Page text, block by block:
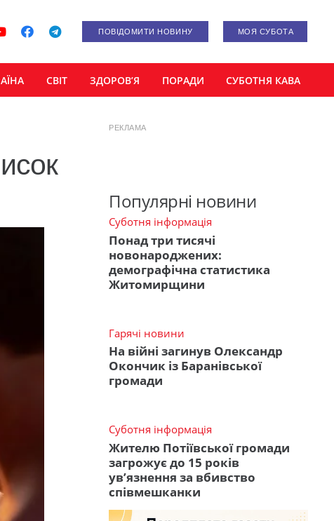
ПОВІДОМИТИ НОВИНУ МОЯ СУБОТА
СВІТ ЗДОРОВ’Я ПОРАДИ СУБОТНЯ КАВА
РЕКЛАМА
Популярні новини
Суботня інформація
Понад три тисячі
новонароджених:
демографічна статистика
Житомирщини
Гарячі новини
На війні загинув Олександр
Окончик із Баранівської
громади
Суботня інформація
Жителю Потіївської громади
загрожує до 15 років
ув’язнення за вбивство
співмешканки